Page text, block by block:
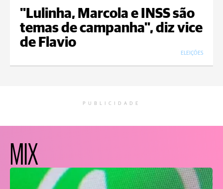
"Lulinha, Marcola e INSS são
temas de campanha", diz vice
de Flavio
ELEIÇÕES
PUBLICIDADE
MIX